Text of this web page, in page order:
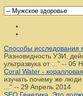
Способы исследования
Разновидность УЗИ,
ультразвука от ..." -- 05
Coral Water -
изучать почему же
..." -- 29 Апрель 2014
SEO Генетика. Это